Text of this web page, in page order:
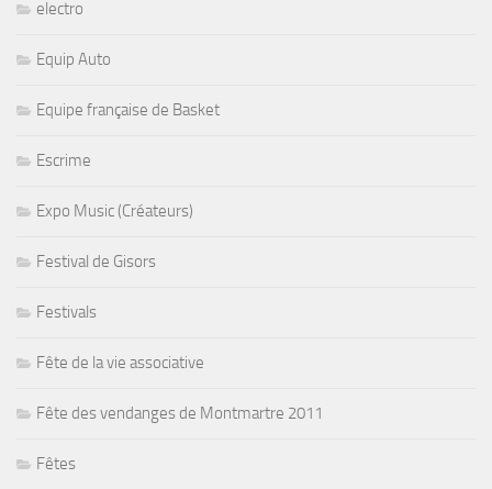
electro
Equip Auto
Equipe française de Basket
Escrime
Expo Music (Créateurs)
Festival de Gisors
Festivals
Fête de la vie associative
Fête des vendanges de Montmartre 2011
Fêtes